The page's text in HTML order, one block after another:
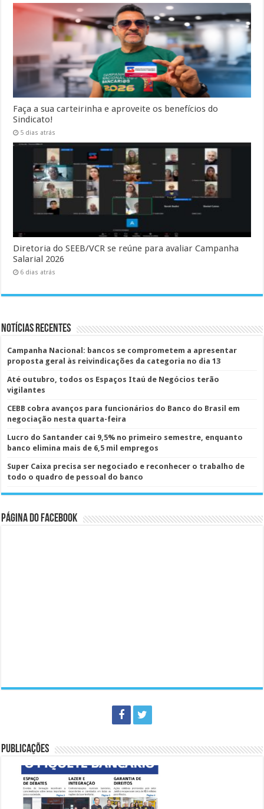
Faça a sua carteirinha e aproveite os benefícios do
Sindicato!
5 dias atrás
Diretoria do SEEB/VCR se reúne para avaliar Campanha
Salarial 2026
6 dias atrás
Notícias Recentes
Campanha Nacional: bancos se comprometem a apresentar
proposta geral às reivindicações da categoria no dia 13
Até outubro, todos os Espaços Itaú de Negócios terão
vigilantes
CEBB cobra avanços para funcionários do Banco do Brasil em
negociação nesta quarta-feira
Lucro do Santander cai 9,5% no primeiro semestre, enquanto
banco elimina mais de 6,5 mil empregos
Super Caixa precisa ser negociado e reconhecer o trabalho de
todo o quadro de pessoal do banco
Página do Facebook
PUBLICAÇÕES